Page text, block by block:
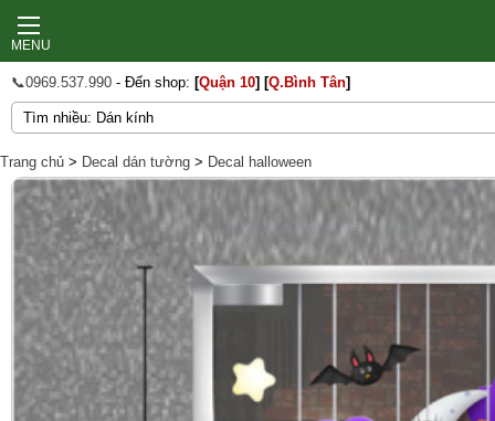
MENU
📞0969.537.990 - Đến shop: [Quận 10] [Q.Bình Tân]
Trang chủ > Decal dán tường > Decal halloween